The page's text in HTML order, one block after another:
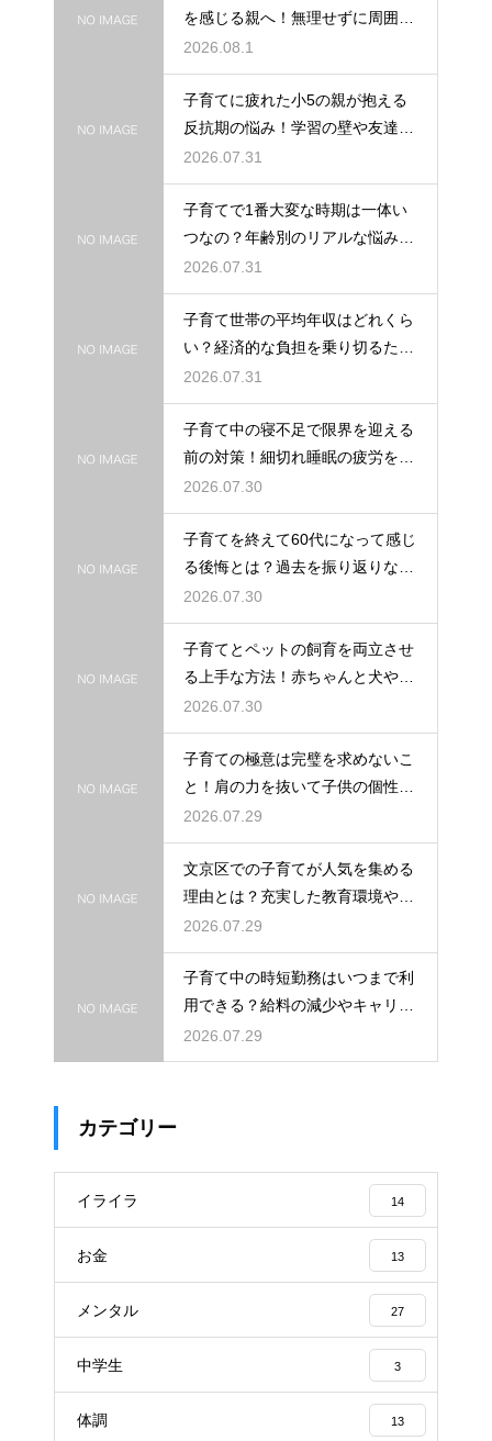
を感じる親へ！無理せずに周囲の
サポートを活用して心に余裕を持
って育児をするコツ
2026.08.1
子育てに疲れた小5の親が抱える
反抗期の悩み！学習の壁や友達関
係のトラブルに適切に向き合って
サポートする術
2026.07.31
子育てで1番大変な時期は一体い
つなの？年齢別のリアルな悩みと
それを乗り越えるための親として
の心構えや工夫
2026.07.31
子育て世帯の平均年収はどれくら
い？経済的な負担を乗り切るため
の家計管理と将来に向けた計画的
な貯金のアドバイス
2026.07.31
子育て中の寝不足で限界を迎える
前の対策！細切れ睡眠の疲労を効
率良く回復させて日中のパフォー
マンスを上げる術
2026.07.30
子育てを終えて60代になって感じ
る後悔とは？過去を振り返りなが
らこれからの自分の人生を豊かに
生きるためのヒント
2026.07.30
子育てとペットの飼育を両立させ
る上手な方法！赤ちゃんと犬や猫
が安全に仲良く暮らすための環境
作りと注意点
2026.07.30
子育ての極意は完璧を求めないこ
と！肩の力を抜いて子供の個性を
尊重しながら笑顔で育児を楽しむ
ためのマインド
2026.07.29
文京区での子育てが人気を集める
理由とは？充実した教育環境や支
援制度を活用して都会で快適に育
児をする術
2026.07.29
子育て中の時短勤務はいつまで利
用できる？給料の減少やキャリア
への影響を考慮して賢く働くため
のポイント
2026.07.29
カテゴリー
イライラ 14
お金 13
メンタル 27
中学生 3
体調 13